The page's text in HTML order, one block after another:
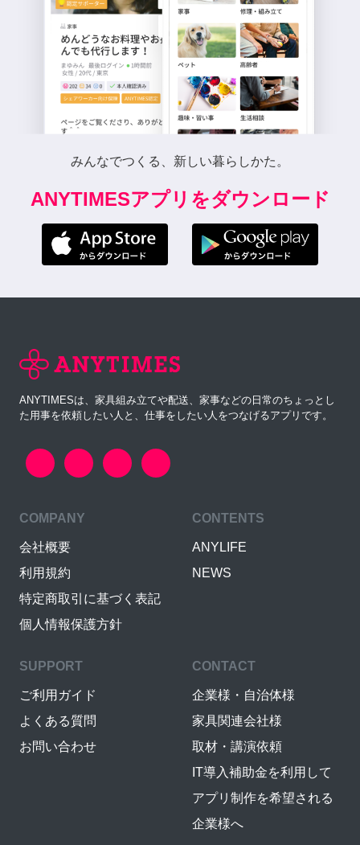
みんなでつくる、新しい暮らしかた。
ANYTIMESアプリをダウンロード
ANYTIMESは、家具組み立てや配送、家事などの日常のちょっとし
た用事を依頼したい人と、仕事をしたい人をつなげるアプリです。
COMPANY
会社概要
利用規約
特定商取引に基づく表記
個人情報保護方針
CONTENTS
ANYLIFE
NEWS
SUPPORT
ご利用ガイド
よくある質問
お問い合わせ
CONTACT
企業様・自治体様
家具関連会社様
取材・講演依頼
IT導入補助金を利用して
アプリ制作を希望される
企業様へ